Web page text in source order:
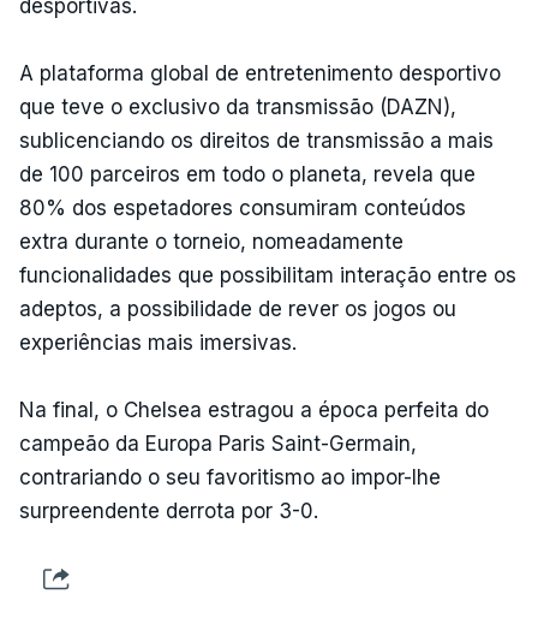
desportivas.
A plataforma global de entretenimento desportivo
que teve o exclusivo da transmissão (DAZN),
sublicenciando os direitos de transmissão a mais
de 100 parceiros em todo o planeta, revela que
80% dos espetadores consumiram conteúdos
extra durante o torneio, nomeadamente
funcionalidades que possibilitam interação entre os
adeptos, a possibilidade de rever os jogos ou
experiências mais imersivas.
Na final, o Chelsea estragou a época perfeita do
campeão da Europa Paris Saint-Germain,
contrariando o seu favoritismo ao impor-lhe
surpreendente derrota por 3-0.